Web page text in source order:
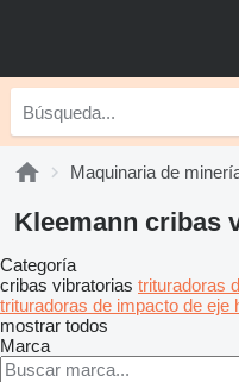
Maquinaria de
Kleemann cribas
Categoría
cribas vibratorias trituradoras
trituradoras de impacto de eje
mostrar todos
Marca